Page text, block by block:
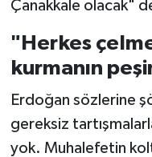
Çanakkale olacak"
"Herkes
kurmanın
Erdoğan sözlerine
gereksiz
yok. Muhalefetin